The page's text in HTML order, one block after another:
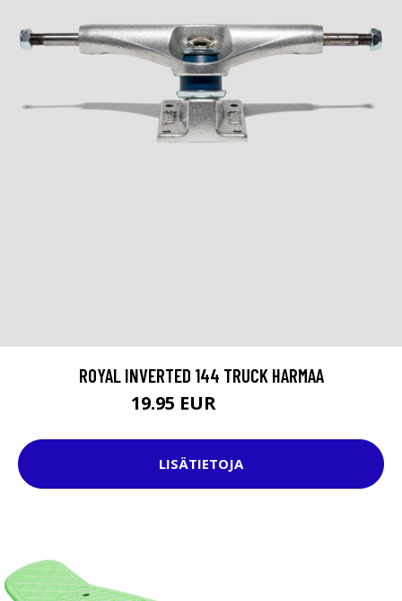
ROYAL INVERTED 144 TRUCK HARMAA
19.95 EUR
LISÄTIETOJA